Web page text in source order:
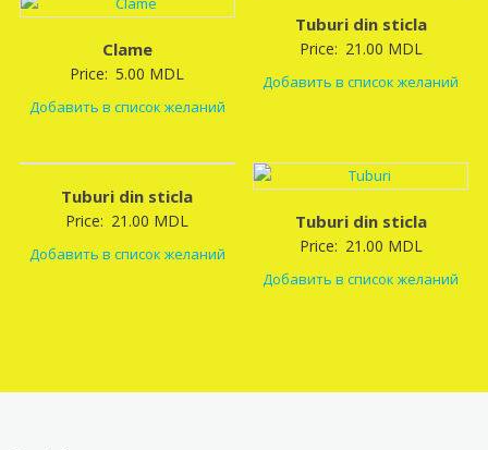
Clame
Price: 5.00 MDL
Добавить в список желаний
Tuburi din sticla
Price: 21.00 MDL
Добавить в список желаний
Tuburi din sticla
Price: 21.00 MDL
Добавить в список желаний
Tuburi din sticla
Price: 21.00 MDL
Добавить в список желаний